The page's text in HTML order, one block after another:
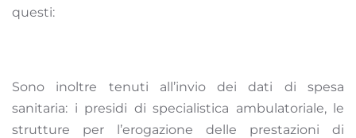
questi:
Sono inoltre tenuti all’invio dei dati di spesa
sanitaria: i presidi di specialistica ambulatoriale, le
strutture per l’erogazione delle prestazioni di